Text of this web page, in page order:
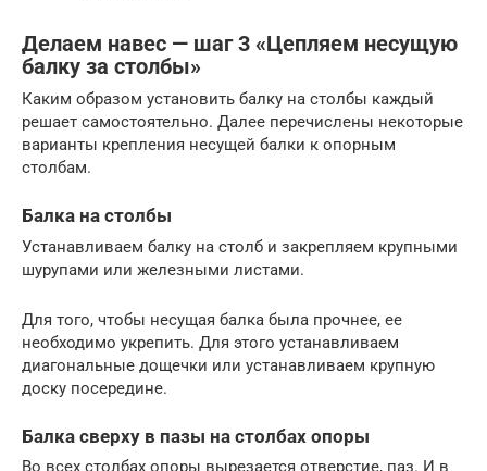
Делаем навес — шаг 3 «Цепляем несущую
балку за столбы»
Каким образом установить балку на столбы каждый
решает самостоятельно. Далее перечислены некоторые
варианты крепления несущей балки к опорным
столбам.
Балка на столбы
Устанавливаем балку на столб и закрепляем крупными
шурупами или железными листами.
Для того, чтобы несущая балка была прочнее, ее
необходимо укрепить. Для этого устанавливаем
диагональные дощечки или устанавливаем крупную
доску посередине.
Балка сверху в пазы на столбах опоры
Во всех столбах опоры вырезается отверстие, паз. И в